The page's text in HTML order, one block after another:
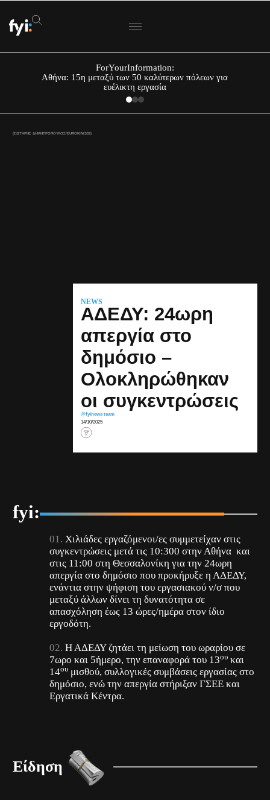
ForYourInformation:
Αθήνα: 15η μεταξύ των 50 καλύτερων πόλεων για
ευέλικτη εργασία
(ΣΩΤΗΡΗΣ ΔΗΜΗΤΡΟΠΟΥΛΟΣ/EUROKINISSI)
NEWS
ΑΔΕΔΥ: 24ωρη
απεργία στο
δημόσιο –
Ολοκληρώθηκαν
οι συγκεντρώσεις
@fyinews team
14/10/2025
fyi:
Χιλιάδες εργαζόμενοι/ες συμμετείχαν στις
συγκεντρώσεις μετά τις 10:300 στην Αθήνα και
στις 11:00 στη Θεσσαλονίκη για την 24ωρη
απεργία στο δημόσιο που προκήρυξε η ΑΔΕΔΥ,
ενάντια στην ψήφιση του εργασιακού ν/σ που
μεταξύ άλλων δίνει τη δυνατότητα σε
απασχόληση έως 13 ώρες/ημέρα στον ίδιο
εργοδότη.
Η ΑΔΕΔΥ ζητάει τη μείωση του ωραρίου σε
7ωρο και 5ήμερο, την επαναφορά του 13ουκαι
14ουμισθού, συλλογικές συμβάσεις εργασίας στο
δημόσιο, ενώ την απεργία στήριξαν ΓΣΕΕ και
Εργατικά Κέντρα.
Είδηση